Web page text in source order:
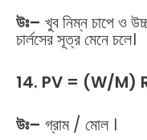
উঃ– খুব নিম্ন চাপে ও
চার্লসের সূত্র মেনে চলে।
14. PV = (W/M) RT
উঃ– গ্রাম / মোল ।